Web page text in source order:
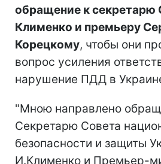
обращение к
Клименко и премьеру
Корецкому, чтобы они
вопрос усиления
нарушение ПДД в
"Мною направлено
Секретарю Совета
безопасности и защиты
И.Клименко и Премьер-